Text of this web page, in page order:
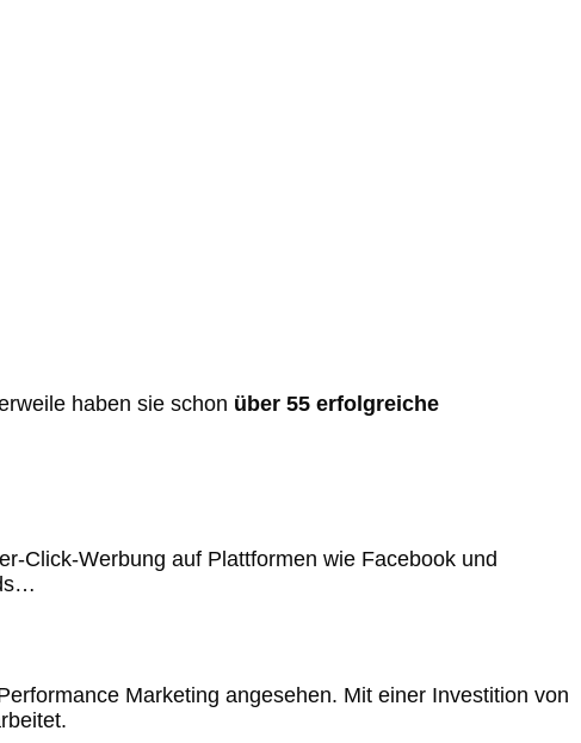
haben sie schon über 55 erfolgreiche
Click-Werbung auf Plattformen wie Facebook und
Marketing angesehen. Mit einer Investition von